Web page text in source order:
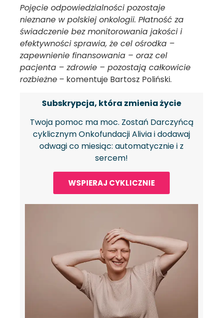
Pojęcie odpowiedzialności pozostaje
nieznane w polskiej onkologii. Płatność za
świadczenie bez monitorowania jakości i
efektywności sprawia, że cel ośrodka –
zapewnienie finansowania – oraz cel
pacjenta – zdrowie – pozostają całkowicie
rozbieżne – komentuje Bartosz Poliński.
Subskrypcja, która zmienia życie
Twoja pomoc ma moc. Zostań Darczyńcą
cyklicznym Onkofundacji Alivia i dodawaj
odwagi co miesiąc: automatycznie i z
sercem!
WSPIERAJ CYKLICZNIE